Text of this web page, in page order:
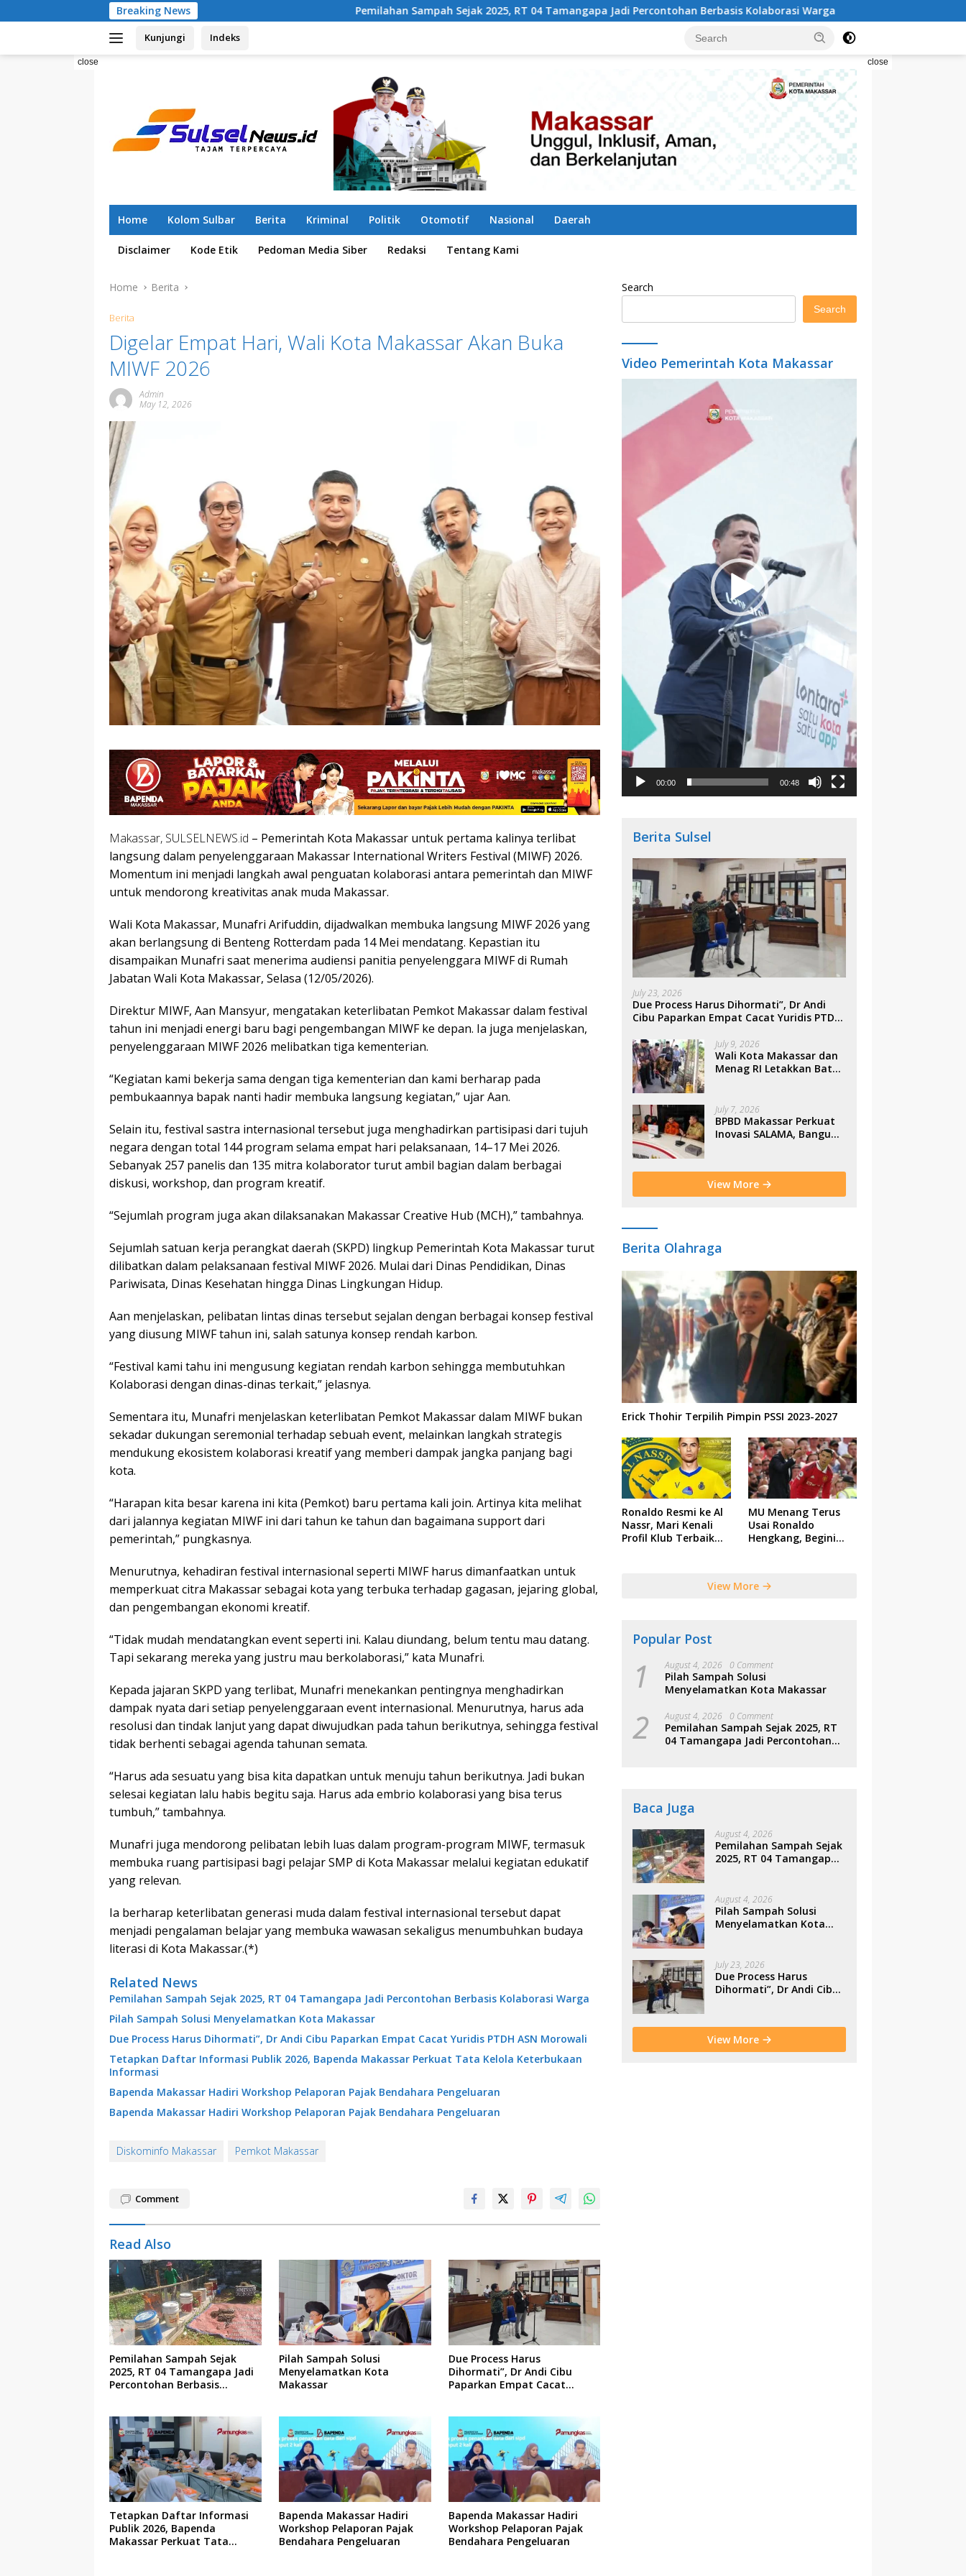
to
Breaking News Pemilahan Sampah Sejak 2025, RT 04 Tamangapa Jadi Percontohan Berbasis Kolaborasi Warga Pilah Sampah Solusi
Kunjungi Indeks
close close
Home Kolom Sulbar Berita Kriminal Politik Otomotif Nasional Daerah
Disclaimer Kode Etik Pedoman Media Siber Redaksi Tentang Kami
Home Berita
Berita
Digelar Empat Hari, Wali Kota Makassar Akan Buka
MIWF 2026
Admin
May 12, 2026
Makassar, SULSELNEWS.id – Pemerintah Kota Makassar untuk pertama kalinya terlibat
langsung dalam penyelenggaraan Makassar International Writers Festival (MIWF) 2026.
Momentum ini menjadi langkah awal penguatan kolaborasi antara pemerintah dan MIWF
untuk mendorong kreativitas anak muda Makassar.
Wali Kota Makassar, Munafri Arifuddin, dijadwalkan membuka langsung MIWF 2026 yang
akan berlangsung di Benteng Rotterdam pada 14 Mei mendatang. Kepastian itu
disampaikan Munafri saat menerima audiensi panitia penyelenggara MIWF di Rumah
Jabatan Wali Kota Makassar, Selasa (12/05/2026).
Direktur MIWF, Aan Mansyur, mengatakan keterlibatan Pemkot Makassar dalam festival
tahun ini menjadi energi baru bagi pengembangan MIWF ke depan. Ia juga menjelaskan,
penyelenggaraan MIWF 2026 melibatkan tiga kementerian.
“Kegiatan kami bekerja sama dengan tiga kementerian dan kami berharap pada
pembukaannya bapak nanti hadir membuka langsung kegiatan,” ujar Aan.
Selain itu, festival sastra internasional tersebut juga menghadirkan partisipasi dari tujuh
negara dengan total 144 program selama empat hari pelaksanaan, 14–17 Mei 2026.
Sebanyak 257 panelis dan 135 mitra kolaborator turut ambil bagian dalam berbagai
diskusi, workshop, dan program kreatif.
“Sejumlah program juga akan dilaksanakan Makassar Creative Hub (MCH),” tambahnya.
Sejumlah satuan kerja perangkat daerah (SKPD) lingkup Pemerintah Kota Makassar turut
dilibatkan dalam pelaksanaan festival MIWF 2026. Mulai dari Dinas Pendidikan, Dinas
Pariwisata, Dinas Kesehatan hingga Dinas Lingkungan Hidup.
Aan menjelaskan, pelibatan lintas dinas tersebut sejalan dengan berbagai konsep festival
yang diusung MIWF tahun ini, salah satunya konsep rendah karbon.
“Festival kami tahu ini mengusung kegiatan rendah karbon sehingga membutuhkan
Kolaborasi dengan dinas-dinas terkait,” jelasnya.
Sementara itu, Munafri menjelaskan keterlibatan Pemkot Makassar dalam MIWF bukan
sekadar dukungan seremonial terhadap sebuah event, melainkan langkah strategis
mendukung ekosistem kolaborasi kreatif yang memberi dampak jangka panjang bagi
kota.
“Harapan kita besar karena ini kita (Pemkot) baru pertama kali join. Artinya kita melihat
dari jalannya kegiatan MIWF ini dari tahun ke tahun dan bagaimana support dari
pemerintah,” pungkasnya.
Menurutnya, kehadiran festival internasional seperti MIWF harus dimanfaatkan untuk
memperkuat citra Makassar sebagai kota yang terbuka terhadap gagasan, jejaring global,
dan pengembangan ekonomi kreatif.
“Tidak mudah mendatangkan event seperti ini. Kalau diundang, belum tentu mau datang.
Tapi sekarang mereka yang justru mau berkolaborasi,” kata Munafri.
Kepada jajaran SKPD yang terlibat, Munafri menekankan pentingnya menghadirkan
dampak nyata dari setiap penyelenggaraan event internasional. Menurutnya, harus ada
resolusi dan tindak lanjut yang dapat diwujudkan pada tahun berikutnya, sehingga festival
tidak berhenti sebagai agenda tahunan semata.
“Harus ada sesuatu yang bisa kita dapatkan untuk menuju tahun berikutnya. Jadi bukan
selesai kegiatan lalu habis begitu saja. Harus ada embrio kolaborasi yang bisa terus
tumbuh,” tambahnya.
Munafri juga mendorong pelibatan lebih luas dalam program-program MIWF, termasuk
membuka ruang partisipasi bagi pelajar SMP di Kota Makassar melalui kegiatan edukatif
yang relevan.
Ia berharap keterlibatan generasi muda dalam festival internasional tersebut dapat
menjadi pengalaman belajar yang membuka wawasan sekaligus menumbuhkan budaya
literasi di Kota Makassar.(*)
Related News
Pemilahan Sampah Sejak 2025, RT 04 Tamangapa Jadi Percontohan Berbasis Kolaborasi Warga
Pilah Sampah Solusi Menyelamatkan Kota Makassar
Due Process Harus Dihormati”, Dr Andi Cibu Paparkan Empat Cacat Yuridis PTDH ASN Morowali
Tetapkan Daftar Informasi Publik 2026, Bapenda Makassar Perkuat Tata Kelola Keterbukaan
Informasi
Bapenda Makassar Hadiri Workshop Pelaporan Pajak Bendahara Pengeluaran
Bapenda Makassar Hadiri Workshop Pelaporan Pajak Bendahara Pengeluaran
Diskominfo Makassar Pemkot Makassar
Comment
Read Also
Pemilahan Sampah Sejak
2025, RT 04 Tamangapa Jadi
Percontohan Berbasis
Pilah Sampah Solusi
Menyelamatkan Kota
Makassar
Due Process Harus
Dihormati”, Dr Andi Cibu
Paparkan Empat Cacat
Tetapkan Daftar Informasi
Publik 2026, Bapenda
Makassar Perkuat Tata
Bapenda Makassar Hadiri
Workshop Pelaporan Pajak
Bendahara Pengeluaran
Bapenda Makassar Hadiri
Workshop Pelaporan Pajak
Bendahara Pengeluaran
Search
Search
Video Pemerintah Kota Makassar
00:00 00:48
Berita Sulsel
July 23, 2026
Due Process Harus Dihormati”, Dr Andi
Cibu Paparkan Empat Cacat Yuridis PTDH
July 9, 2026
Wali Kota Makassar dan
Menag RI Letakkan Batu
BTP
July 7, 2026
BPBD Makassar Perkuat
Inovasi SALAMA, Bangun
View More
Berita Olahraga
Erick Thohir Terpilih Pimpin PSSI 2023-2027
Ronaldo Resmi ke Al
Nassr, Mari Kenali
Profil Klub Terbaik
MU Menang Terus
Usai Ronaldo
Hengkang, Begini
View More
Popular Post
1 August 4, 2026 0 Comment
Pilah Sampah Solusi
Menyelamatkan Kota Makassar
2 August 4, 2026 0 Comment
Pemilahan Sampah Sejak 2025, RT
04 Tamangapa Jadi Percontohan
Baca Juga
August 4, 2026
Pemilahan Sampah Sejak
2025, RT 04 Tamangapa
Warga
August 4, 2026
Pilah Sampah Solusi
Menyelamatkan Kota
July 23, 2026
Due Process Harus
Dihormati”, Dr Andi Cibu
Morowali
View More